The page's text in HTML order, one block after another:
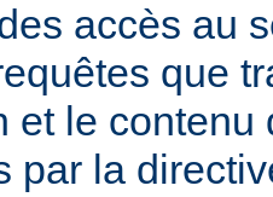
accès au
que
et le
par la